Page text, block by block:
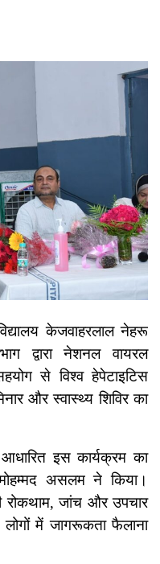
केजवाहरलाल नेहरू
द्वारा नेशनल वायरल
से विश्व हेपेटाइटिस
और स्वास्थ्य शिविर का
इस कार्यक्रम का
मोहम्मद असलम ने किया।
रोकथाम, जांच और उपचार
में जागरूकता फैलाना